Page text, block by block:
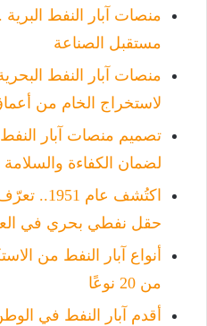
مستقبل الصناعة
لاستخراج الخام من
لضمان الكفاءة والسلامة
اكتُشف
حقل نفطي بحري في
أنواع آبار النفط من
من 20 نوعًا
أقدم آبار النفط في